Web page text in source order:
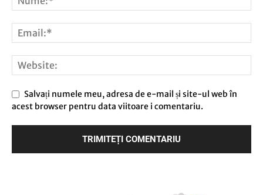
Salvați numele meu, adresa de e-mail și site-ul web în
acest browser pentru data viitoare i comentariu.